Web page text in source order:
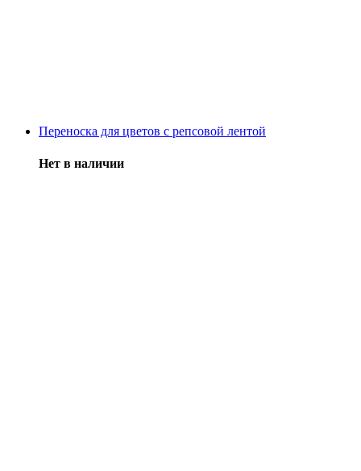
Переноска для цветов с репсовой лентой
Нет в наличии